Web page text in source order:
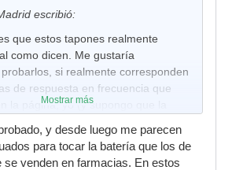
escribió:
que estos tapones realmente
como dicen. Me gustaría
si realmente corresponden
de respuesta en frecuencia que
la página, yo (y supongo que la
por ellos. ¿Alquien los ha
Mostrar más
y desde luego me parecen
para tocar la batería que los de
se venden en farmacias. En estos